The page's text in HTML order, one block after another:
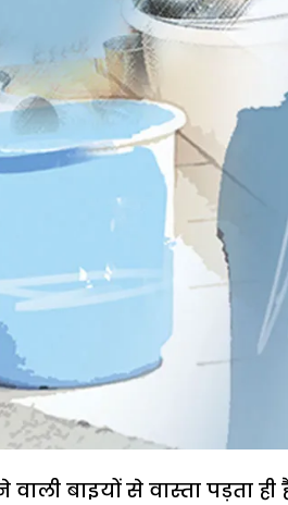
बाइयों से वास्ता पड़ता ही